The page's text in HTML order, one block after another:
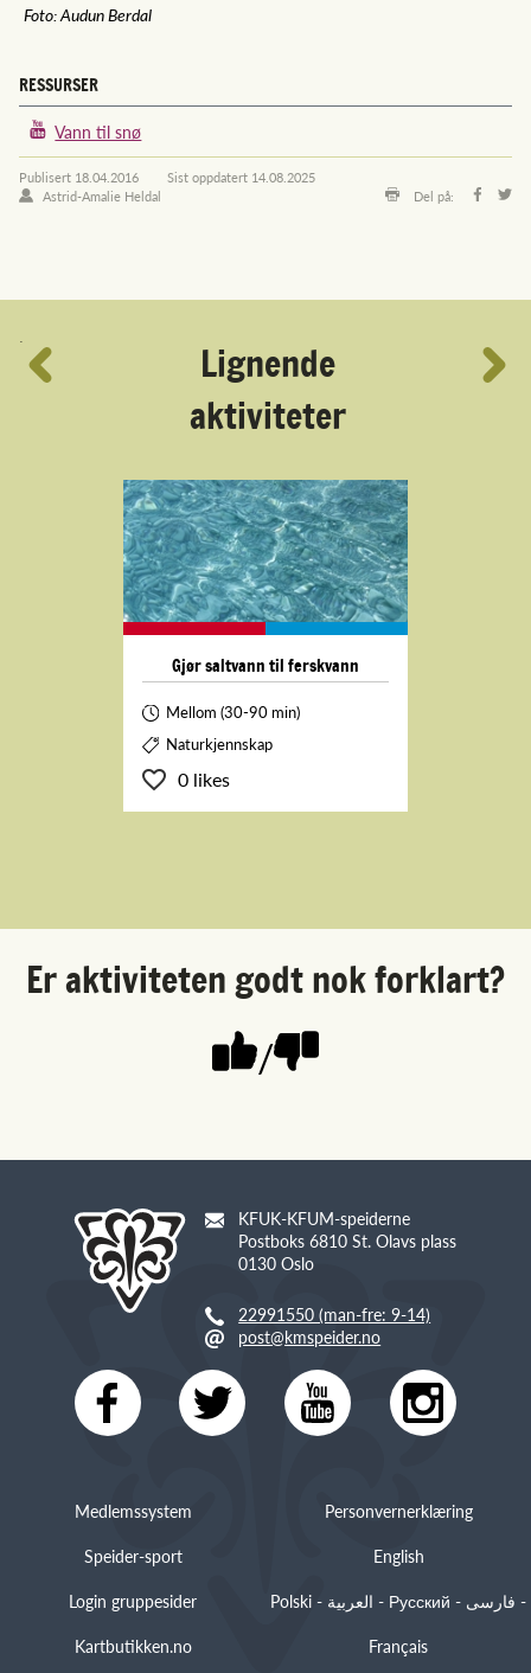
Foto: Audun Berdal
RESSURSER
Vann til snø
Publisert 18.04.2016 Sist oppdatert 14.08.2025
Astrid-Amalie Heldal
Del på:
´
Lignende
aktiviteter
Gjør saltvann til ferskvann
Mellom (30-90 min)
Naturkjennskap
0 likes
Er aktiviteten godt nok forklart?
/
KFUK-KFUM-speiderne
Postboks 6810 St. Olavs plass
0130 Oslo
22991550 (man-fre: 9-14)
post@kmspeider.no
Medlemssystem
Speider-sport
Login gruppesider
Kartbutikken.no
Personvernerklæring
English
Polski - العربية - Русский - فارسی -
Français